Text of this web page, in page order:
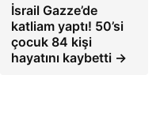
İsrail Gazze’de
katliam yaptı! 50’si
çocuk 84 kişi
hayatını kaybetti →